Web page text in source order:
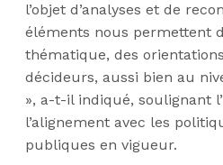
l’objet d’analyses et de
éléments nous permettent
thématique, des
décideurs, aussi bien au
», a-t-il indiqué, soulignant
l’alignement avec les
publiques en vigueur.